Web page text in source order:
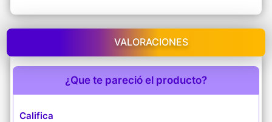
VALORACIONES
¿Que te pareció el producto?
Califica